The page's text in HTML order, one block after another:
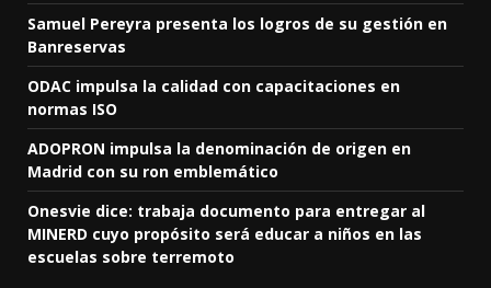
Samuel Pereyra presenta los logros de su gestión en
Banreservas
ODAC impulsa la calidad con capacitaciones en
normas ISO
ADOPRON impulsa la denominación de origen en
Madrid con su ron emblemático
Onesvie dice: trabaja documento para entregar al
MINERD cuyo propósito será educar a niños en las
escuelas sobre terremoto